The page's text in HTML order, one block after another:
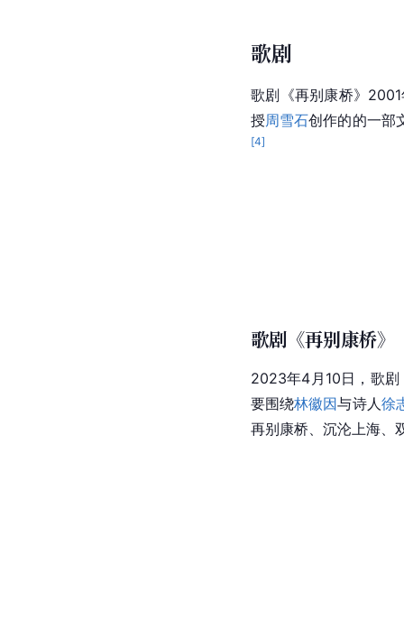
歌剧
歌剧 《再别康桥》
授周雪石创作的的一部
[4]
歌剧《再别康桥》
2023年4月10日，歌剧
要围绕林徽因与诗人徐
再别康桥、沉沦上海、